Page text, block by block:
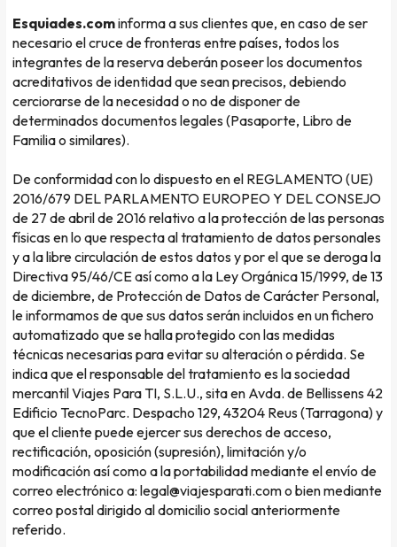
Esquiades.cominforma a sus clientes que, en caso de ser
necesario el cruce de fronteras entre países, todos los
integrantes de la reserva deberán poseer los documentos
acreditativos de identidad que sean precisos, debiendo
cerciorarse de la necesidad o no de disponer de
determinados documentos legales (Pasaporte, Libro de
Familia o similares).
De conformidad con lo dispuesto en el REGLAMENTO (UE)
2016/679 DEL PARLAMENTO EUROPEO Y DEL CONSEJO
de 27 de abril de 2016 relativo a la protección de las personas
físicas en lo que respecta al tratamiento de datos personales
y a la libre circulación de estos datos y por el que se deroga la
Directiva 95/46/CE así como a la Ley Orgánica 15/1999, de 13
de diciembre, de Protección de Datos de Carácter Personal,
le informamos de que sus datos serán incluidos en un fichero
automatizado que se halla protegido con las medidas
técnicas necesarias para evitar su alteración o pérdida. Se
indica que el responsable del tratamiento es la sociedad
mercantil Viajes Para TI, S.L.U., sita en Avda. de Bellissens 42
Edificio TecnoParc. Despacho 129, 43204 Reus (Tarragona) y
que el cliente puede ejercer sus derechos de acceso,
rectificación, oposición (supresión), limitación y/o
modificación así como a la portabilidad mediante el envío de
correo electrónico a: legal@viajesparati.com o bien mediante
correo postal dirigido al domicilio social anteriormente
referido.